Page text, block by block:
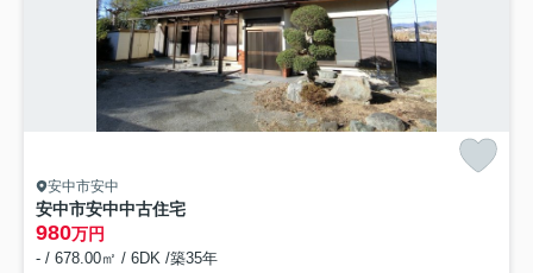
安中市安中
安中市安中中古住宅
980万円
- / 678.00㎡ / 6DK /築35年